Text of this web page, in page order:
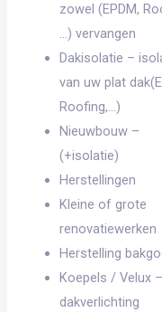
zowel (EPDM,
…) vervangen
Dakisolatie –
van uw plat
Roofing,…)
Nieuwbouw –
(+isolatie)
Herstellingen
Kleine of grote
renovatiewerken
Herstelling
Koepels / Velux –
dakverlichting